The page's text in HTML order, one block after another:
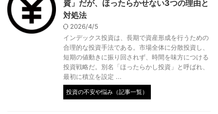
資」だが、ほったらかせない3つの理由と
対処法
2026/4/5
インデックス投資は、長期で資産形成を行うための
合理的な投資手法である。市場全体に分散投資し、
短期の値動きに振り回されず、時間を味方につける
投資戦略だ。別名「ほったらかし投資」と呼ばれ、
最初に積立を設定 ...
投資の不安や悩み（記事一覧）